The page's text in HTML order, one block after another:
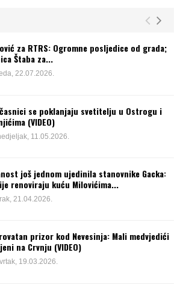
za RTRS: Ogromne posljedice od grada;
Štaba za...
22.07.2026.
se poklanjaju svetitelju u Ostrogu i
(VIDEO)
11.05.2026.
još jednom ujedinila stanovnike Gacka:
renoviraju kuću Milovićima...
21.04.2026.
prizor kod Nevesinja: Mali medvjedići
na Crvnju (VIDEO)
19.03.2026.